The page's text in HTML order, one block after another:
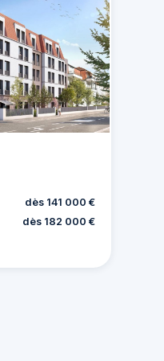
dès 141 000 €
dès 182 000 €